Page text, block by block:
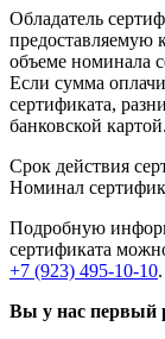
Обладатель
предоставляемую
объеме номинала
Если сумма
сертификата,
банковской картой.
Срок действия
Номинал
Подробную
сертификата
+7 (923) 495-10-10.
Вы у нас первый